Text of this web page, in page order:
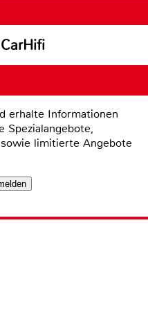
erhalte Informationen
Spezialangebote,
limitierte Angebote